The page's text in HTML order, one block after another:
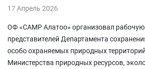
17 Апрель 2026
ОФ «САМР Алатоо» организовал рабочую
представителей Департамента
особо охраняемых природных
Министерства природных ресурсов,